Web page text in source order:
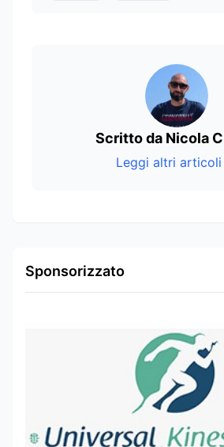
Scritto da Nicola
Leggi altri articoli
Sponsorizzato